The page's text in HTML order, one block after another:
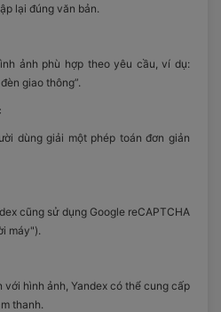
lại đúng văn bản.
ảnh phù hợp theo yêu cầu, ví dụ:
giao thông”.
dùng giải một phép toán đơn giản
cũng sử dụng Google reCAPTCHA
máy").
với hình ảnh, Yandex có thể cung cấp
thanh.